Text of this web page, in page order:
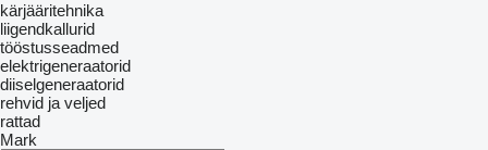
kärjääritehnika
liigendkallurid
tööstusseadmed
elektrigeneraatorid
diiselgeneraatorid
rehvid ja veljed
rattad
Mark